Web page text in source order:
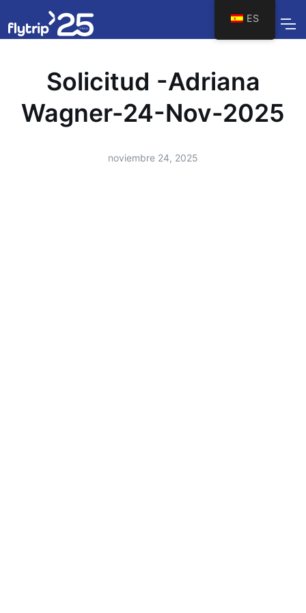
Solicitud -Adriana
Wagner-24-Nov-2025
noviembre 24, 2025
ES